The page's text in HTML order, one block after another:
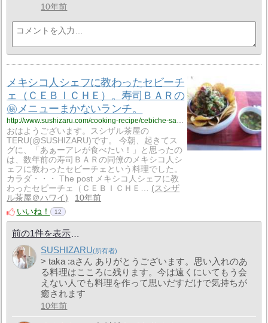
10年前
メキシコ人シェフに教わったセビーチ
ェ（ＣＥＢＩＣＨＥ）。寿司ＢＡＲの
㊙メニューまかないランチ。
おはようございます。スシザル茶屋の
TERU(@SUSHIZARU)です。 今朝、起きてス
グに、「あぁーアレが食べたい！」と思ったの
は、数年前の寿司ＢＡＲの同僚のメキシコ人シ
ェフに教わったセビーチェという料理でした。
カラダ・・・ The post メキシコ人シェフに教
わったセビーチェ（ＣＥＢＩＣＨＥ…
スシザ
ル茶屋＠ハワイ
10年前
いいね！
12
前の1件を表示
SUSHIZARU
> taka :aさん ありがとうございます。思い入れのあ
る料理はこころに残ります。今は遠くにいてもう会
えない人でも料理を作って思いだすだけで気持ちが
癒されます
10年前